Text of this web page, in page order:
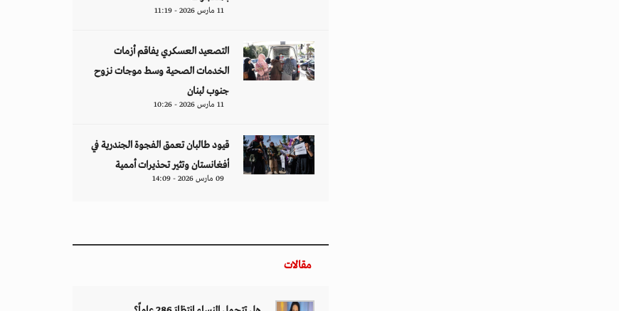
11 مارس 2026 - 11:19
التصعيد العسكري يفاقم أزمات
الخدمات الصحية وسط موجات نزوح
جنوب لبنان
11 مارس 2026 - 10:26
قيود طالبان تعمق الفجوة الجندرية في
أفغانستان وتثير تحذيرات أممية
09 مارس 2026 - 14:09
مقالات